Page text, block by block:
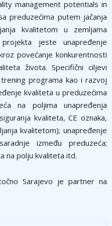
management potentials in
preduzećima putem jačanja
kvalitetom u zemljama
jeste unapređenje
povećanje konkurentnosti
života. Specifični ciljevi
programa kao i razvoj
kvaliteta u preduzećima
na poljima unapređenja
kvaliteta, CE oznaka,
kvalitetom); unapređenje
između preduzeća;
na polju kvaliteta itd.
Sarajevo je partner na